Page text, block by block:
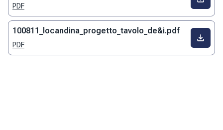
PDF
100811_locandina_progetto_tavolo_de&i.pdf
PDF